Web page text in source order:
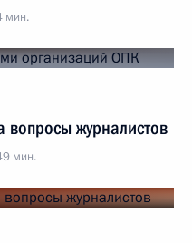
мин.
вопросы журналистов
мин.